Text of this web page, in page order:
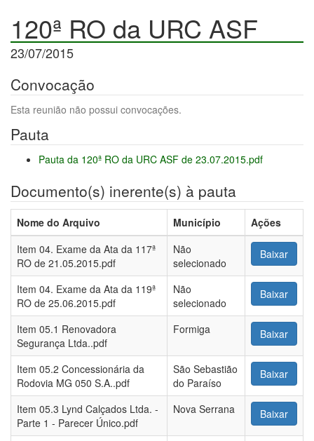
120ª RO da URC ASF
23/07/2015
Convocação
Esta reunião não possui convocações.
Pauta
Pauta da 120ª RO da URC ASF de 23.07.2015.pdf
Documento(s) inerente(s) à pauta
Nome do Arquivo Município
Ações
Item 04. Exame da Ata da 117ª
RO de 21.05.2015.pdf
Não
selecionado
Baixar
Item 04. Exame da Ata da 119ª
RO de 25.06.2015.pdf
Não
selecionado
Baixar
Item 05.1 Renovadora
Segurança Ltda..pdf
Formiga Baixar
Item 05.2 Concessionária da
Rodovia MG 050 S.A..pdf
São Sebastião
do Paraíso
Baixar
Item 05.3 Lynd Calçados Ltda. -
Parte 1 - Parecer Único.pdf
Nova Serrana Baixar